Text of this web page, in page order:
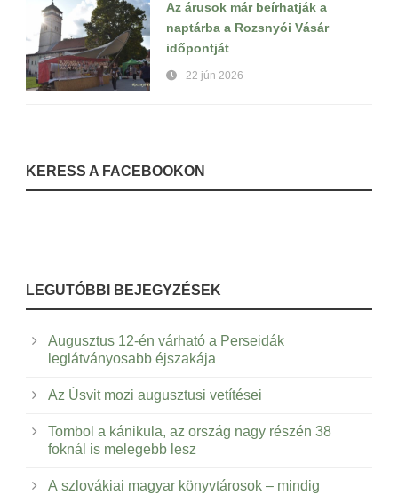
Az árusok már beírhatják a
naptárba a Rozsnyói Vásár
időpontját
22 jún 2026
KERESS A FACEBOOKON
LEGUTÓBBI BEJEGYZÉSEK
Augusztus 12-én várható a Perseidák
leglátványosabb éjszakája
Az Úsvit mozi augusztusi vetítései
Tombol a kánikula, az ország nagy részén 38
foknál is melegebb lesz
A szlovákiai magyar könyvtárosok – mindig